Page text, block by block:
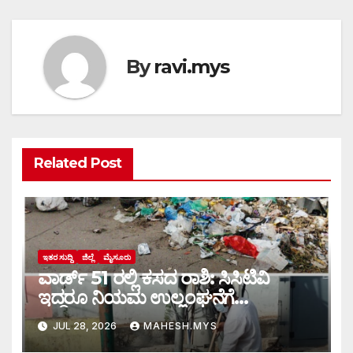
Byravi.mys
Related Post
ಇತರ ಸುದ್ದಿ ಜಿಲ್ಲೆ ಮೈಸೂರು
ವಾರ್ಡ್ 51 ರಲ್ಲಿ ಕಸದ ರಾಶಿ: ಸಿಸಿಟಿವಿ
ಇದ್ದರೂ ನಿಯಮ ಉಲ್ಲಂಘನೆಗೆ
ಕಡಿವಾಣವಿಲ್ಲ
JUL 28, 2026 MAHESH.MYS